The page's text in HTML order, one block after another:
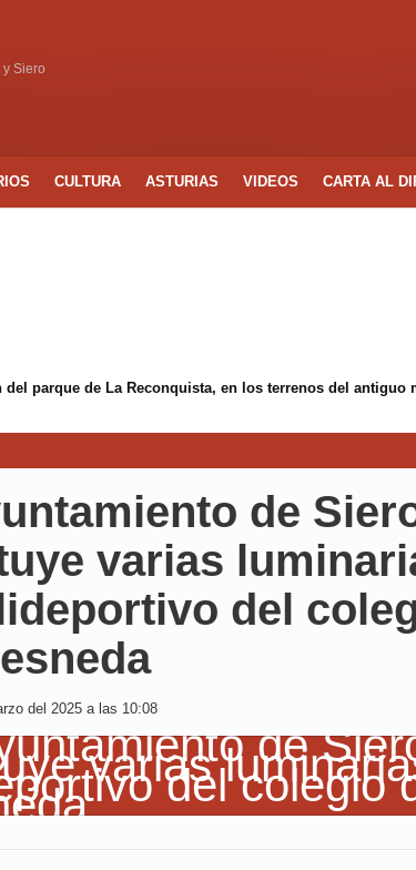
Siero
CULTURA ASTURIAS VIDEOS CARTA AL
parque de La Reconquista, en los terrenos del antiguo
de
varias
del
del 2025 a las 10:08